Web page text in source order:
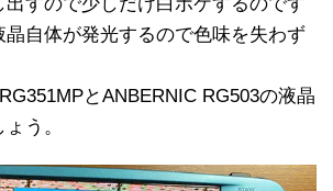
晶自体が発光するので色味を失わず
とANBERNIC RG503の液晶
う。